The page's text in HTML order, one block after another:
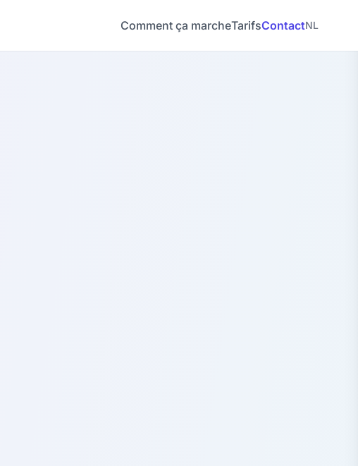
Comment ça marcheTarifsContactNL